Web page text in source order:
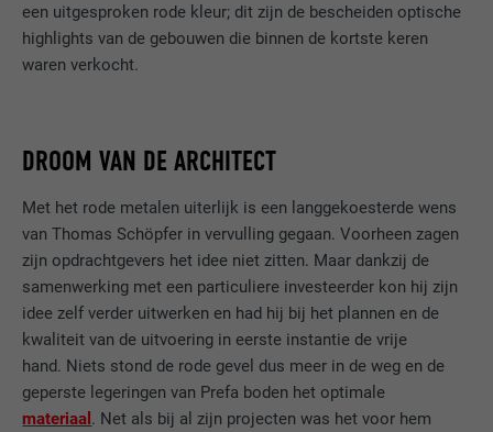
een uitgesproken rode kleur; dit zijn de bescheiden optische
highlights van de gebouwen die binnen de kortste keren
waren verkocht.
DROOM VAN DE ARCHITECT
Met het rode metalen uiterlijk is een langgekoesterde wens
van Thomas Schöpfer in vervulling gegaan. Voorheen zagen
zijn opdrachtgevers het idee niet zitten. Maar dankzij de
samenwerking met een particuliere investeerder kon hij zijn
idee zelf verder uitwerken en had hij bij het plannen en de
kwaliteit van de uitvoering in eerste instantie de vrije
hand. Niets stond de rode gevel dus meer in de weg en de
geperste legeringen van Prefa boden het optimale
materiaal . Net als bij al zijn projecten was het voor hem